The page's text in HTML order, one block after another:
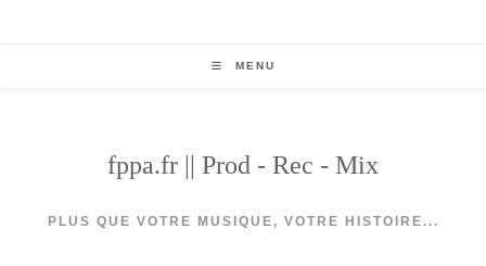
MENU
fppa.fr || Prod - Rec - Mix
PLUS QUE VOTRE MUSIQUE, VOTRE HISTOIRE...